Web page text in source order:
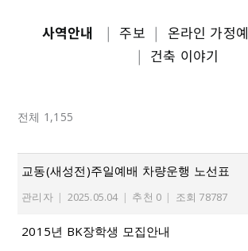
사역안내 | 주보 | 온라인 가정
| 건축 이야기
전체 1,155
교동(새성전)주일예배 차량운행 노선표
관리자 | 2025.05.04 | 추천 0 | 조회 78787
2015년 BK장학생 모집안내